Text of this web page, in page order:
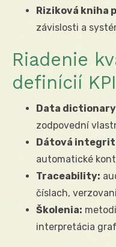
Riziková kniha
závislosti a
Riadenie
definícií KPI
Data
zodpovední
Dátová
automatické
Traceability:
číslach,
Školenia:
interpretácia